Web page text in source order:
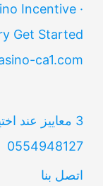
Incentive ·
Get Started
ca1.com
3 معاييز عند
0554948127
اتصل بنا